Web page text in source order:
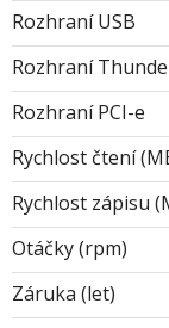
Rozhraní USB
Rozhraní
Rozhraní PCI-e
Rychlost čtení
Rychlost zápisu
Otáčky (rpm)
Záruka (let)